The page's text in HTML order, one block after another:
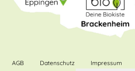
AGB Datenschutz Impressum